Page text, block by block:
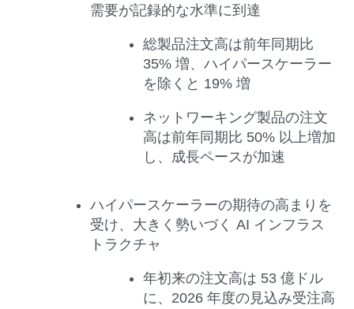
需要が記録的な水準に到達
総製品注文高は前年同期比
35% 増、ハイパースケーラー
を除くと 19% 増
ネットワーキング製品の注文
高は前年同期比 50% 以上増加
し、成長ペースが加速
ハイパースケーラーの期待の高まりを
受け、大きく勢いづく AI インフラス
トラクチャ
年初来の注文高は 53 億ドル
に、2026 年度の見込み受注高